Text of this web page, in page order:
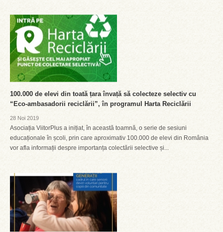
100.000 de elevi din toată țara învață să colecteze selectiv cu
“Eco-ambasadorii reciclării”, în programul Harta Reciclării
28 Noi 2019
Asociația ViitorPlus a inițiat, în această toamnă, o serie de sesiuni
educaționale în școli, prin care aproximativ 100.000 de elevi din România
vor afla informații despre importanța colectării selective și...